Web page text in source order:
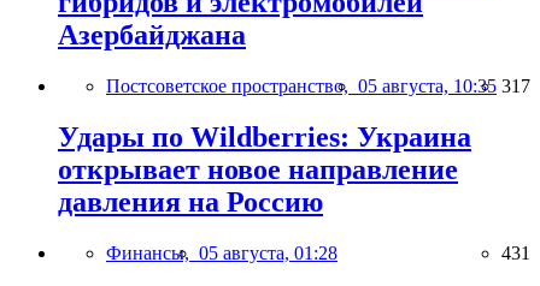
Азербайджана
Постсоветское пространство, 05 августа, 10:35 317
Удары по Wildberries: Украина
открывает новое направление
давления на Россию
Финансы, 05 августа, 01:28 431